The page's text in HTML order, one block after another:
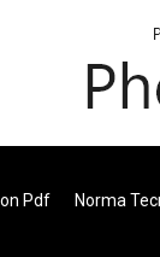
Pdf Norma